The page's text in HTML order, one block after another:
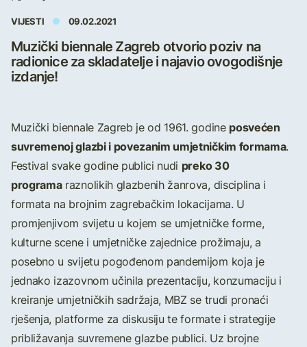
VIJESTI 09.02.2021
Muzički biennale Zagreb otvorio poziv na
radionice za skladatelje i najavio ovogodišnje
izdanje!
Muzički biennale Zagreb je od 1961. godine posvećen
suvremenoj glazbi i povezanim umjetničkim formama.
Festival svake godine publici nudi preko 30
programaraznolikih glazbenih žanrova, disciplina i
formata na brojnim zagrebačkim lokacijama. U
promjenjivom svijetu u kojem se umjetničke forme,
kulturne scene i umjetničke zajednice prožimaju, a
posebno u svijetu pogođenom pandemijom koja je
jednako izazovnom učinila prezentaciju, konzumaciju i
kreiranje umjetničkih sadržaja, MBZ se trudi pronaći
rješenja, platforme za diskusiju te formate i strategije
približavanja suvremene glazbe publici. Uz brojne